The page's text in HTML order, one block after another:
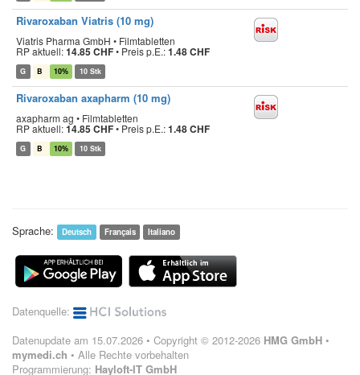
Rivaroxaban Viatris (10 mg)
Viatris Pharma GmbH • Filmtabletten
RP aktuell:14.85 CHF• Preis p.E.:1.48 CHF
G B 10% 10 Stk
Rivaroxaban axapharm (10 mg)
axapharm ag • Filmtabletten
RP aktuell:14.85 CHF• Preis p.E.:1.48 CHF
G B 10% 10 Stk
Sprache: Deutsch Français Italiano
Datenquelle:
Datenupdate am 15.07.2026 • Copyright © 2012-2026 HMG GmbH •
mymedi.ch • Alle Rechte vorbehalten
Programmierung: Hayloft-IT GmbH